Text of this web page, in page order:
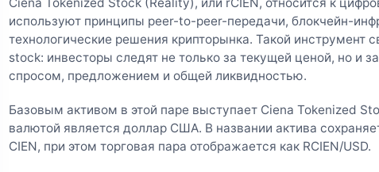
Ciena Tokenized Stock (Reality), или rCIEN, относится к
используют принципы peer-to-peer-передачи, блокчейн-
технологические решения крипторынка. Такой инструмент
stock: инвесторы следят не только за текущей ценой, но и
спросом, предложением и общей ликвидностью.
Базовым активом в этой паре выступает Ciena Tokenized
валютой является доллар США. В названии актива
CIEN, при этом торговая пара отображается как RCIEN/USD.